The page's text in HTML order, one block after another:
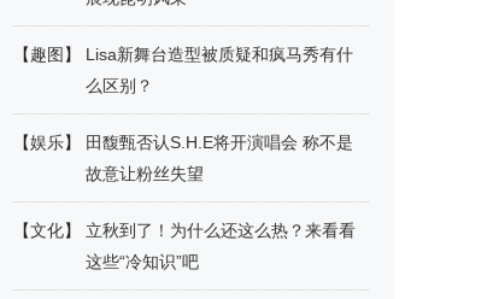
【趣图 】
Lisa新舞台造型被质疑和疯马秀有什
么区别？
【娱乐】
田馥甄否认S.H.E将开演唱会 称不是
故意让粉丝失望
【文化】
立秋到了！为什么还这么热？来看看
这些“冷知识”吧